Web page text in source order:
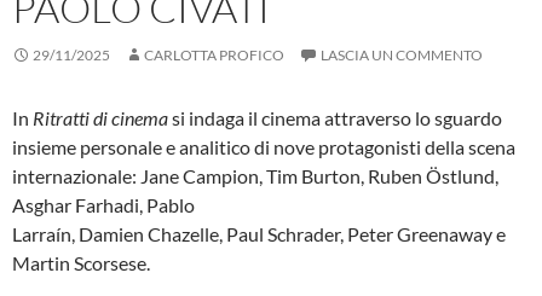
29/11/2025 CARLOTTA PROFICO LASCIA UN COMMENTO
In Ritratti di cinemasi indaga il cinema attraverso lo sguardo
insieme personale e analitico di nove protagonisti della scena
internazionale: Jane Campion, Tim Burton, Ruben Östlund,
Asghar Farhadi, Pablo
Larraín, Damien Chazelle, Paul Schrader, Peter Greenaway e
Martin Scorsese.